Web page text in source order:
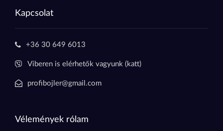
Kapcsolat
+36 30 649 6013
Viberen is elérhetők vagyunk (katt)
profibojler@gmail.com
Vélemények rólam